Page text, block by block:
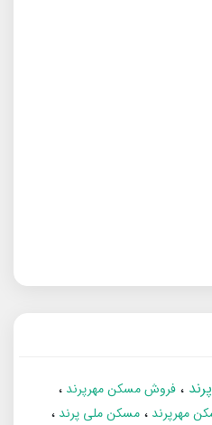
فروش مسکن مهرپرند
مهرپرند
مسکن ملی پرند